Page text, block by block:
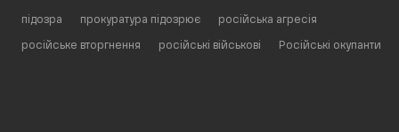
підозра прокуратура підозрює російська агресія
російське вторгнення російські військові Російські окупанти